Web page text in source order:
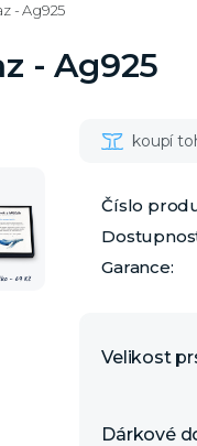
- Ag925
- Ag925
Číslo
Garance:
Velikost
Dárkové